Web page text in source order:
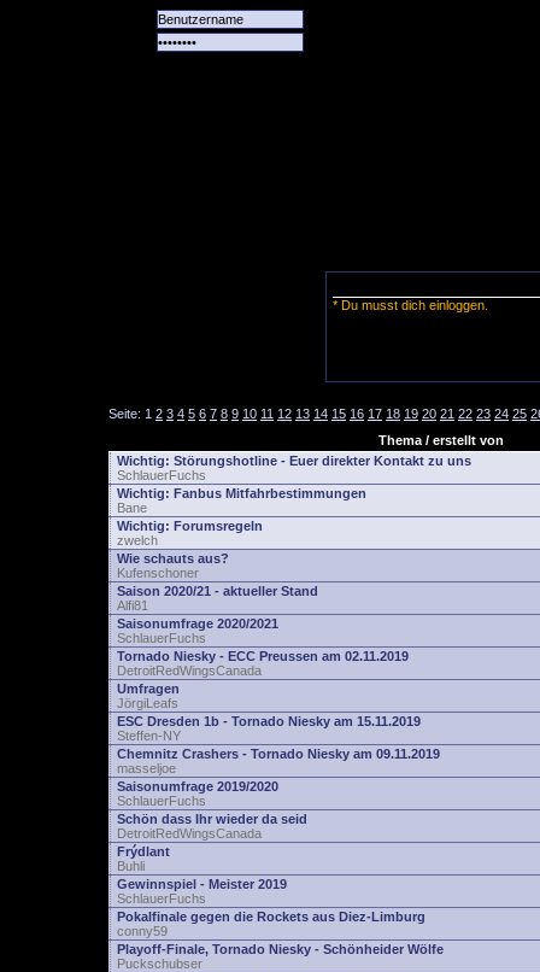
* Du musst dich einloggen.
Seite: 1 2 3 4 5 6 7 8 9 10 11 12 13 14 15 16 17 18 19 20 21 22 23 24 25
Thema / erstellt von
Wichtig: Störungshotline - Euer direkter Kontakt zu uns
SchlauerFuchs
Wichtig: Fanbus Mitfahrbestimmungen
Bane
Wichtig: Forumsregeln
zwelch
Wie schauts aus?
Kufenschoner
Saison 2020/21 - aktueller Stand
Alfi81
Saisonumfrage 2020/2021
SchlauerFuchs
Tornado Niesky - ECC Preussen am 02.11.2019
DetroitRedWingsCanada
Umfragen
JörgiLeafs
ESC Dresden 1b - Tornado Niesky am 15.11.2019
Steffen-NY
Chemnitz Crashers - Tornado Niesky am 09.11.2019
masseljoe
Saisonumfrage 2019/2020
SchlauerFuchs
Schön dass Ihr wieder da seid
DetroitRedWingsCanada
Frýdlant
Buhli
Gewinnspiel - Meister 2019
SchlauerFuchs
Pokalfinale gegen die Rockets aus Diez-Limburg
conny59
Playoff-Finale, Tornado Niesky - Schönheider Wölfe
Puckschubser